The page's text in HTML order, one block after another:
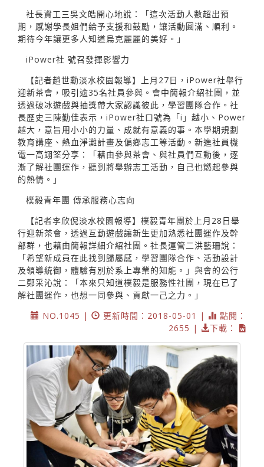
社長資工三吳文皓開心地說：「這次活動人數超出預
期，感謝學長姐們給予支援和鼓勵，讓活動圓滿、順利。
期待今年讓更多人知道烏克麗麗的美好。」
iPower社 號召發揮影響力
【記者趙世勳淡水校園報導】上月27日，iPower社舉行
迎新茶會，吸引逾35名社員參與。會中簡報介紹社團，並
透過破冰遊戲與抽獎帶大家認識彼此，學習團隊合作。社
長歷史三陳勤佳表示，iPower社口號為「i」越小、Power
越大，意旨用小小的力量、成就有意義的事。本學期規劃
教育講座、熱血淨灘計畫及偏鄉志工等活動。新進社員機
電一高翊筌分享：「藉由參與茶會、與社員們互動後，逐
漸了解社團運作，聽到將舉辦志工活動，自己也燃起參與
的熱情。」
樸毅青年團 傳承服務心志向
【記者李欣倪淡水校園報導】樸毅青年團於上月28日舉
行迎新茶會，透過互動遊戲讓新生更加熟悉社團運作及幹
部群，也藉由簡報詳細介紹社團。社長運管二洪藝珊說：
「希望新成員在此找到歸屬感，學習團隊合作、活動設計
及領導統御，體驗有別於系上專業的知能。」與會的公行
二鄭采沁說：「本來只知道樸毅是服務性社團，現在已了
解社團運作，也想一同參與、貢獻一己之力。」
NO.1045 |
更新時間：2018-05-01 |
點閱：
2655 |
下載：